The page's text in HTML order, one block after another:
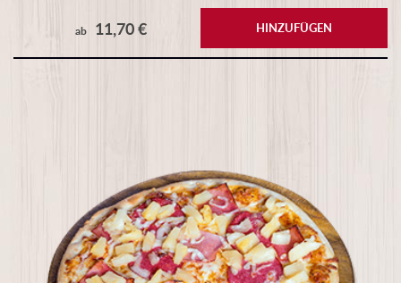
ab 11,70 € HINZUFÜGEN